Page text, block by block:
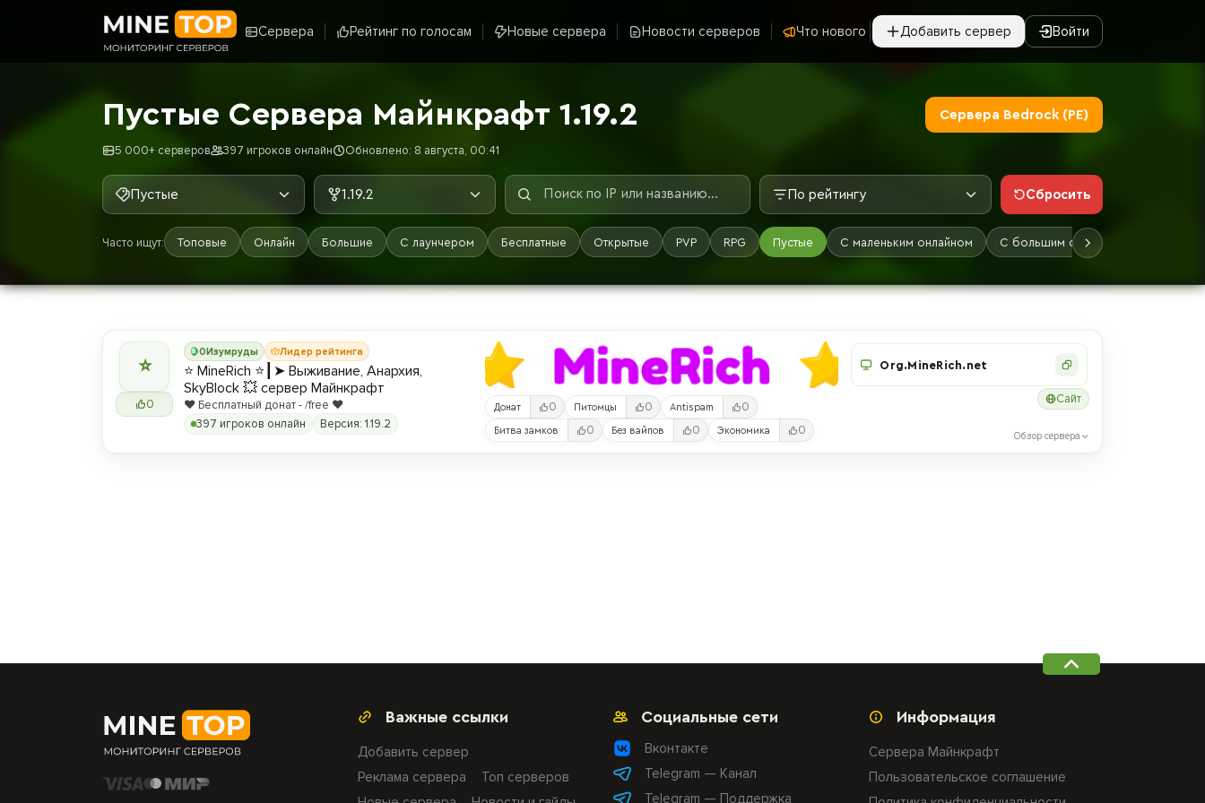
Сервера Рейтинг по голосам Новые сервера Новости серверов Что нового Добавить сервер Войти
Пустые Сервера Майнкрафт 1.19.2
5 000+ серверов 397 игроков онлайн Обновлено: 8 августа, 00:41
Сервера Bedrock (PE)
Пустые 1.19.2 По рейтингу Сбросить
Часто ищут: Топовые Онлайн Большие С лаунчером Бесплатные Открытые PVP RPG Пустые С маленьким онлайном С большим онлайном
⭐
0
0Изумруды Лидер рейтинга
⭐ MineRich ⭐┃➤ Выживание, Анархия,
SkyBlock 💥 сервер Майнкрафт
❤️ Бесплатный донат - /free ❤️
397 игроков онлайн
Версия: 1.19.2
Донат 0 Питомцы 0 Antispam 0
Битва замков 0 Без вайпов 0 Экономика 0
Org.MineRich.net
Сайт
Обзор сервера
Важные ссылки
Добавить сервер
Реклама сервера
Топ серверов
Социальные сети
Вконтакте
Telegram — Канал
Telegram — Поддержка
Информация
Сервера Майнкрафт
Пользовательское соглашение